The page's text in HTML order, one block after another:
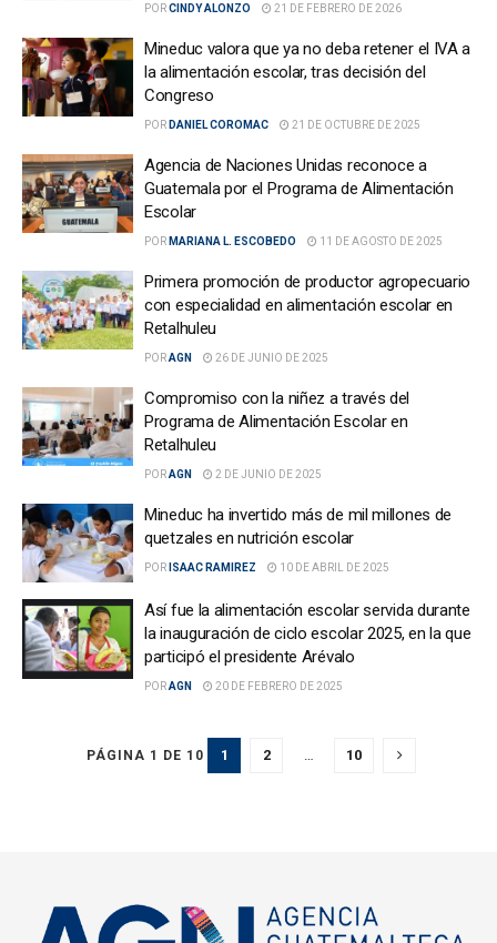
PORCINDY ALONZO 21 DE FEBRERO DE 2026
Mineduc valora que ya no deba retener el IVA a
la alimentación escolar, tras decisión del
Congreso
POR DANIEL COROMAC 21 DE OCTUBRE DE 2025
Agencia de Naciones Unidas reconoce a
Guatemala por el Programa de Alimentación
Escolar
POR MARIANA L. ESCOBEDO 11 DE AGOSTO DE 2025
Primera promoción de productor agropecuario
con especialidad en alimentación escolar en
Retalhuleu
PORAGN 26 DE JUNIO DE 2025
Compromiso con la niñez a través del
Programa de Alimentación Escolar en
Retalhuleu
PORAGN 2 DE JUNIO DE 2025
Mineduc ha invertido más de mil millones de
quetzales en nutrición escolar
POR ISAAC RAMIREZ 10 DE ABRIL DE 2025
Así fue la alimentación escolar servida durante
la inauguración de ciclo escolar 2025, en la que
participó el presidente Arévalo
PORAGN 20 DE FEBRERO DE 2025
PÁGINA 1 DE 10 1 2 … 10